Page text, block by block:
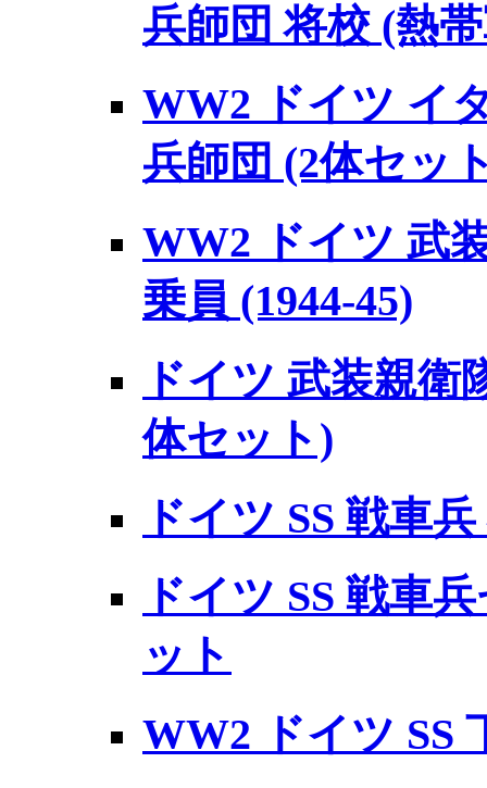
兵師団 将校 (熱
WW2 ドイツ イ
兵師団 (2体セッ
WW2 ドイツ 武
乗員 (1944-45)
ドイツ 武装親衛
体セット)
ドイツ SS 戦車
ドイツ SS 戦車
ット
WW2 ドイツ SS